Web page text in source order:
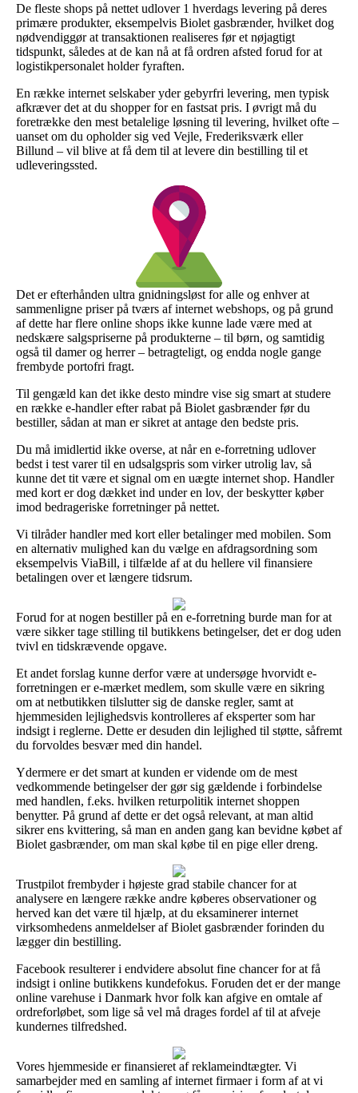
De fleste shops på nettet udlover 1 hverdags levering på deres
primære produkter, eksempelvis Biolet gasbrænder, hvilket dog
nødvendiggør at transaktionen realiseres før et nøjagtigt
tidspunkt, således at de kan nå at få ordren afsted forud for at
logistikpersonalet holder fyraften.
En række internet selskaber yder gebyrfri levering, men typisk
afkræver det at du shopper for en fastsat pris. I øvrigt må du
foretrække den mest betalelige løsning til levering, hvilket ofte –
uanset om du opholder sig ved Vejle, Frederiksværk eller
Billund – vil blive at få dem til at levere din bestilling til et
udleveringssted.
Det er efterhånden ultra gnidningsløst for alle og enhver at
sammenligne priser på tværs af internet webshops, og på grund
af dette har flere online shops ikke kunne lade være med at
nedskære salgspriserne på produkterne – til børn, og samtidig
også til damer og herrer – betragteligt, og endda nogle gange
frembyde portofri fragt.
Til gengæld kan det ikke desto mindre vise sig smart at studere
en række e-handler efter rabat på Biolet gasbrænder før du
bestiller, sådan at man er sikret at antage den bedste pris.
Du må imidlertid ikke overse, at når en e-forretning udlover
bedst i test varer til en udsalgspris som virker utrolig lav, så
kunne det tit være et signal om en uægte internet shop. Handler
med kort er dog dækket ind under en lov, der beskytter køber
imod bedrageriske forretninger på nettet.
Vi tilråder handler med kort eller betalinger med mobilen. Som
en alternativ mulighed kan du vælge en afdragsordning som
eksempelvis ViaBill, i tilfælde af at du hellere vil finansiere
betalingen over et længere tidsrum.
Forud for at nogen bestiller på en e-forretning burde man for at
være sikker tage stilling til butikkens betingelser, det er dog uden
tvivl en tidskrævende opgave.
Et andet forslag kunne derfor være at undersøge hvorvidt e-
forretningen er e-mærket medlem, som skulle være en sikring
om at netbutikken tilslutter sig de danske regler, samt at
hjemmesiden lejlighedsvis kontrolleres af eksperter som har
indsigt i reglerne. Dette er desuden din lejlighed til støtte, såfremt
du forvoldes besvær med din handel.
Ydermere er det smart at kunden er vidende om de mest
vedkommende betingelser der gør sig gældende i forbindelse
med handlen, f.eks. hvilken returpolitik internet shoppen
benytter. På grund af dette er det også relevant, at man altid
sikrer ens kvittering, så man en anden gang kan bevidne købet af
Biolet gasbrænder, om man skal købe til en pige eller dreng.
Trustpilot frembyder i højeste grad stabile chancer for at
analysere en længere række andre køberes observationer og
herved kan det være til hjælp, at du eksaminerer internet
virksomhedens anmeldelser af Biolet gasbrænder forinden du
lægger din bestilling.
Facebook resulterer i endvidere absolut fine chancer for at få
indsigt i online butikkens kundefokus. Foruden det er der mange
online varehuse i Danmark hvor folk kan afgive en omtale af
ordreforløbet, som lige så vel må drages fordel af til at afveje
kundernes tilfredshed.
Vores hjemmeside er finansieret af reklameindtægter. Vi
samarbejder med en samling af internet firmaer i form af at vi